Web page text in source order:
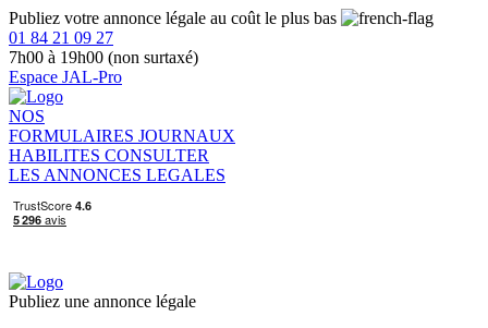
Publiez votre annonce légale au coût le plus bas
01 84 21 09 27
7h00 à 19h00 (non surtaxé)
Espace JAL-Pro
NOS
FORMULAIRES JOURNAUX
HABILITES CONSULTER
LES ANNONCES LEGALES
Publiez une annonce légale